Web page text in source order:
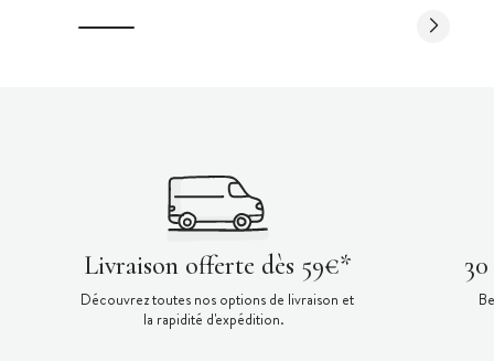
Livraison offerte dès 59€*
Découvrez toutes nos options de livraison et
la rapidité d'expédition.